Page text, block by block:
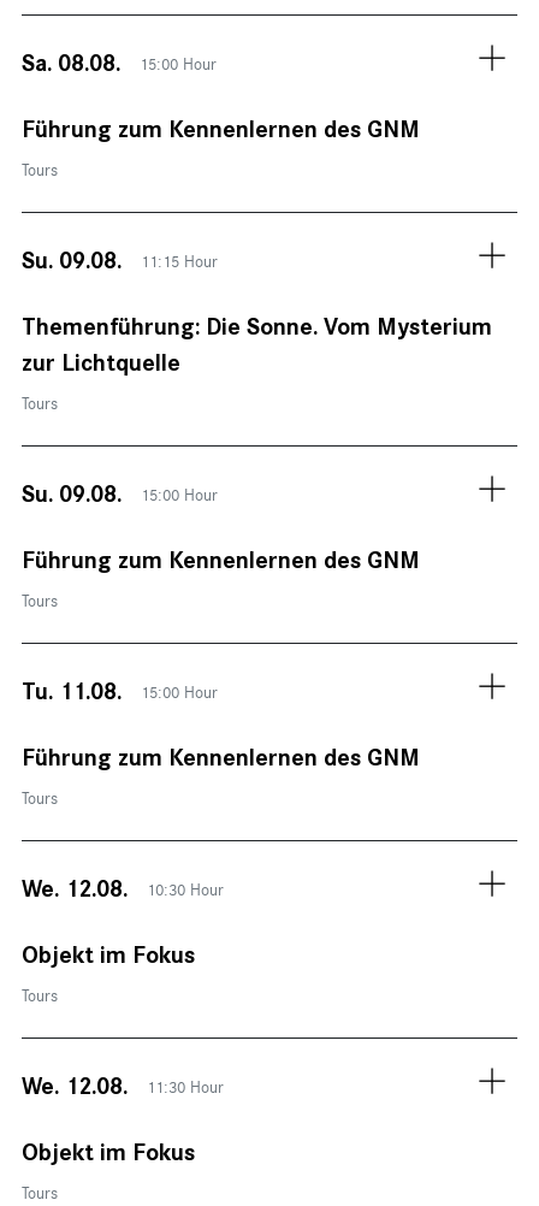
Sa. 08.08. 15:00 Hour
Führung zum Kennenlernen des GNM
Tours
Su. 09.08. 11:15 Hour
Themenführung: Die Sonne. Vom Mysterium
zur Lichtquelle
Tours
Su. 09.08. 15:00 Hour
Führung zum Kennenlernen des GNM
Tours
Tu. 11.08. 15:00 Hour
Führung zum Kennenlernen des GNM
Tours
We. 12.08. 10:30 Hour
Objekt im Fokus
Tours
We. 12.08. 11:30 Hour
Objekt im Fokus
Tours